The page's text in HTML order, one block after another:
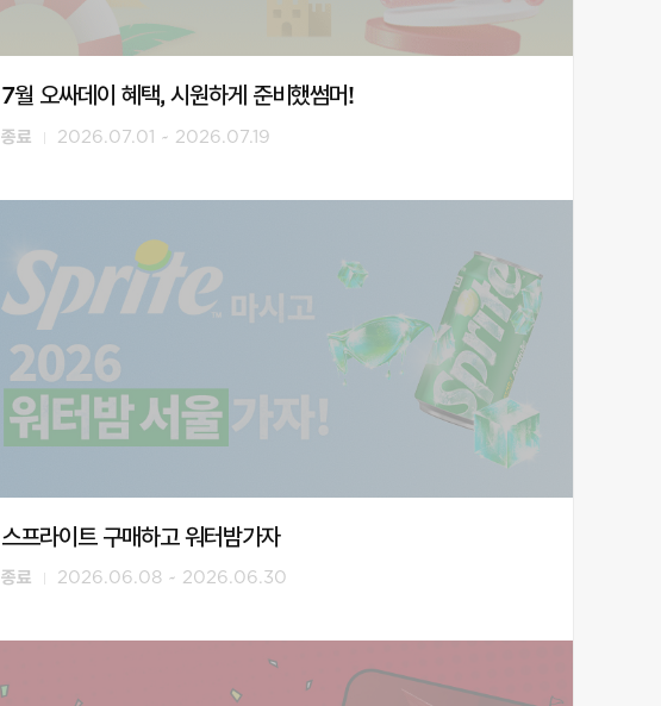
7월 오싸데이 혜택, 시원하게 준비했썸머!
종료 2026.07.01 ~ 2026.07.19
스프라이트 구매하고 워터밤가자
종료 2026.06.08 ~ 2026.06.30